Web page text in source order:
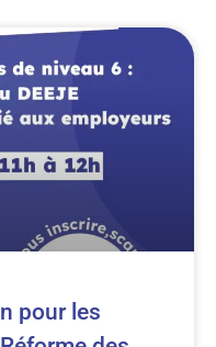
pour les